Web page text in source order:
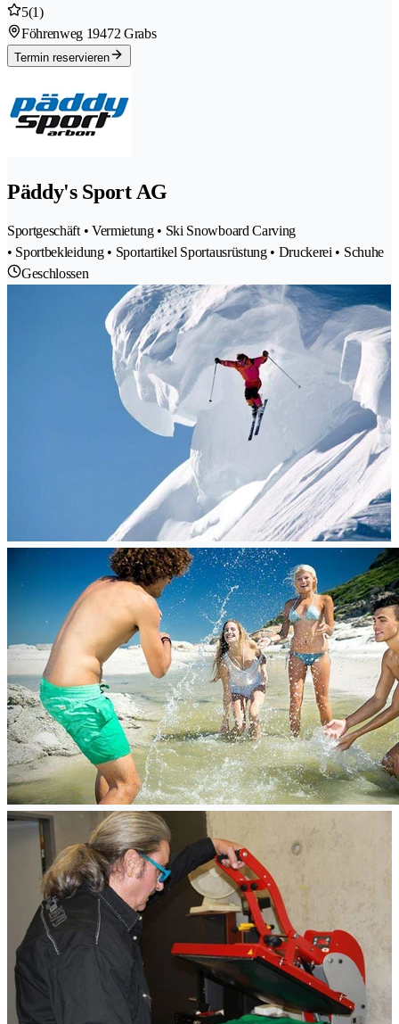
5(1)
Föhrenweg 19472 Grabs
Termin reservieren
Päddy's Sport AG
Sportgeschäft • Vermietung • Ski Snowboard Carving
• Sportbekleidung • Sportartikel Sportausrüstung • Druckerei • Schuhe
Geschlossen